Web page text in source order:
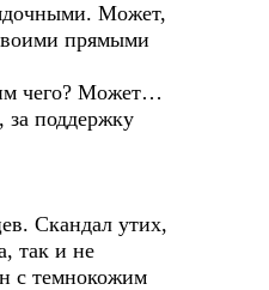
Может,
прямыми
чего? Может…
за поддержку
Скандал утих,
так и не
с темнокожим